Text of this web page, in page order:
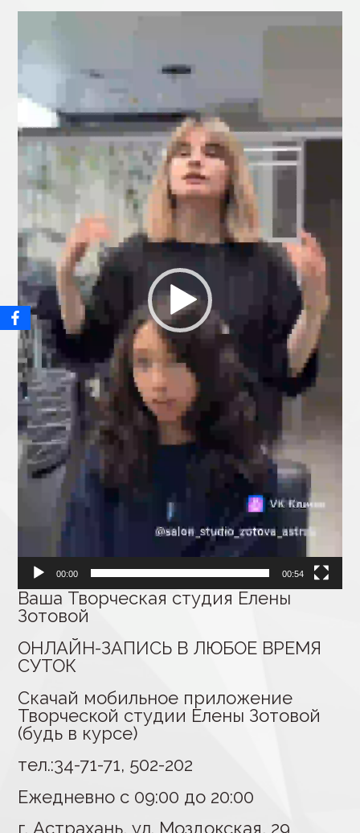
00:00 00:54
Ваша Творческая студия Елены
Зотовой
ОНЛАЙН-ЗАПИСЬ В ЛЮБОЕ ВРЕМЯ
СУТОК
Скачай мобильное приложение
Творческой студии Елены Зотовой
(будь в курсе)
тел.:34-71-71, 502-202
Ежедневно с 09:00 до 20:00
г. Астрахань, ул. Моздокская, 29